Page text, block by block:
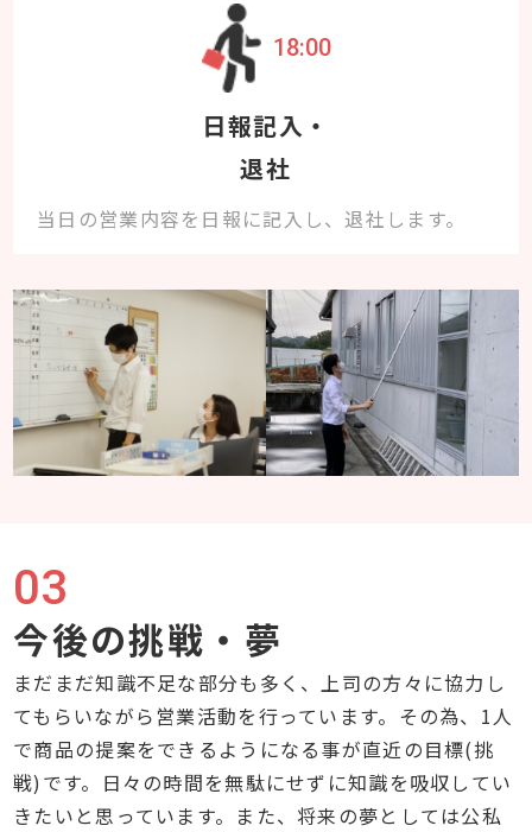
18:00
日報記入・
退社
当日の営業内容を日報に記入し、退社します。
03
今後の挑戦・夢
まだまだ知識不足な部分も多く、上司の方々に協力し
てもらいながら営業活動を行っています。その為、1人
で商品の提案をできるようになる事が直近の目標(挑
戦)です。日々の時間を無駄にせずに知識を吸収してい
きたいと思っています。また、将来の夢としては公私